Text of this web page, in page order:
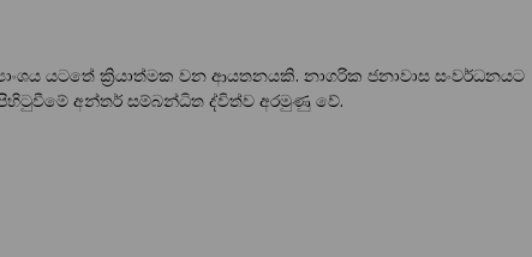
යටතේ ක්‍රියාත්මක වන ආයතනයකි. නාගරික ජනාවාස සංවර්ධනයට
පිහිටුවීමේ අන්තර් සම්බන්ධිත ද්විත්ව අරමුණු වේ.